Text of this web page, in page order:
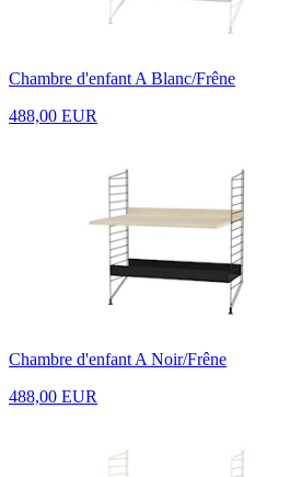
Chambre d'enfant A Blanc/Frêne
488,00 EUR
Chambre d'enfant A Noir/Frêne
488,00 EUR